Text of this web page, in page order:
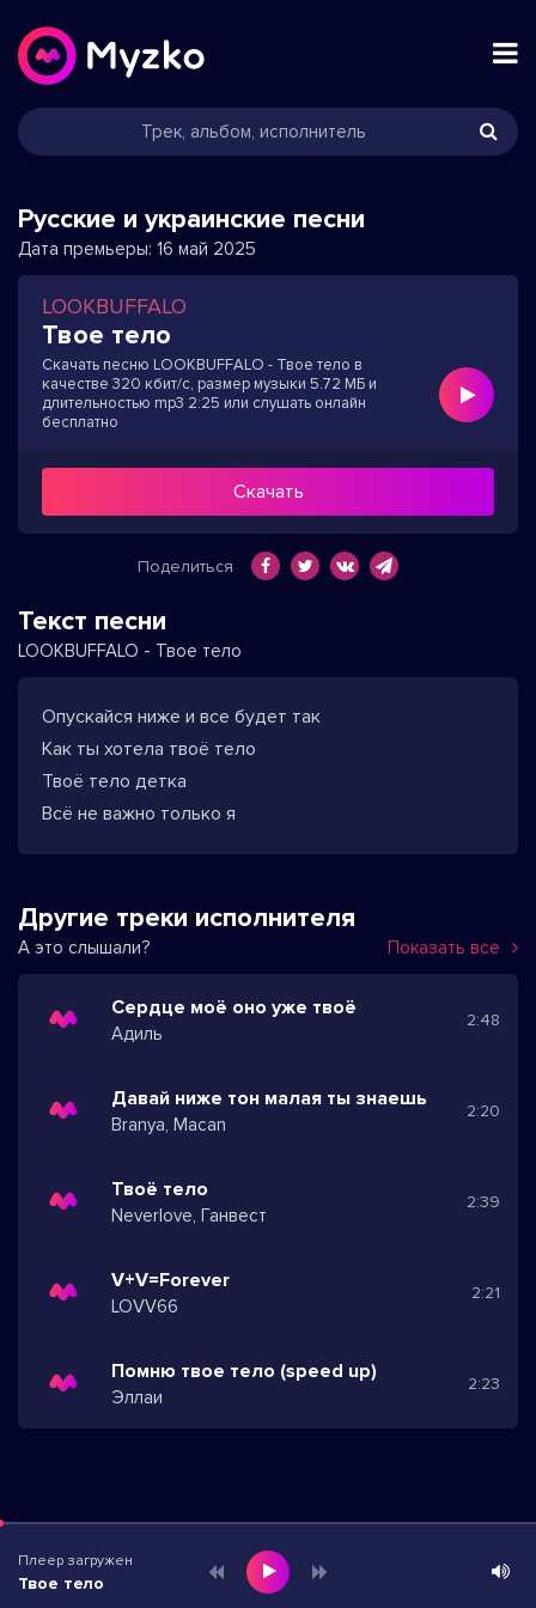
Русские и украинские песни
Дата премьеры: 16 май 2025
LOOKBUFFALO
Твое тело
Скачать песню LOOKBUFFALO - Твое тело в
качестве 320 кбит/с, размер музыки 5.72 МБ и
длительностью mp3 2:25 или слушать онлайн
бесплатно
Скачать
Поделиться
Текст песни
LOOKBUFFALO - Твое тело
Опускайся ниже и все будет так
Как ты хотела твоё тело
Твоё тело детка
Всё не важно только я
Другие треки исполнителя
А это слышали? Показать все
Сердце моё оно уже твоё
Адиль
2:48
Давай ниже тон малая ты знаешь
Branya, Macan
2:20
Твоё тело
Neverlove, Ганвест
2:39
V+V=Forever
LOVV66
2:21
Помню твое тело (speed up)
Эллаи
2:23
Плеер загружен
Твое тело